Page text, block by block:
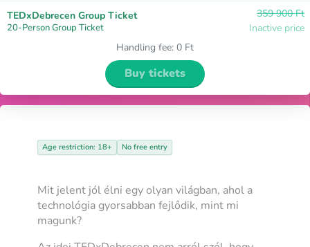
TEDxDebrecen Group Ticket
20-Person Group Ticket
359 900 Ft
Inactive price
Handling fee: 0 Ft
Buy tickets
Age restriction: 18+ No free entry
Mit jelent jól élni egy olyan világban, ahol a
technológia gyorsabban fejlődik, mint mi
magunk?